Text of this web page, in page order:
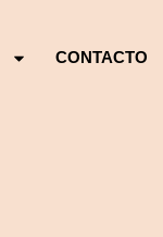
CONTACTO